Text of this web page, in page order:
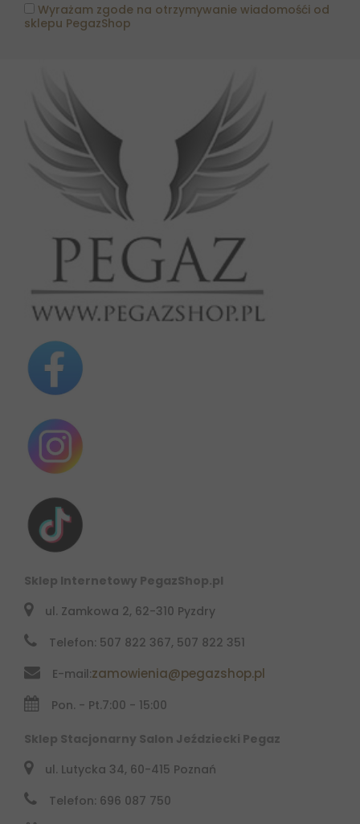
Wyrażam zgode na otrzymywanie wiadomośći od
sklepu PegazShop
Sklep Internetowy PegazShop.pl
ul. Zamkowa 2, 62-310 Pyzdry
Telefon: 507 822 367, 507 822 351
E-mail:zamowienia@pegazshop.pl
Pon. - Pt.7:00 - 15:00
Sklep Stacjonarny Salon Jeździecki Pegaz
ul. Lutycka 34, 60-415 Poznań
Telefon: 696 087 750